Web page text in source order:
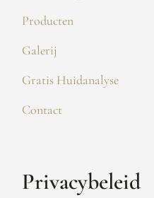
Producten
Galerij
Gratis Huidanalyse
Contact
Privacybeleid